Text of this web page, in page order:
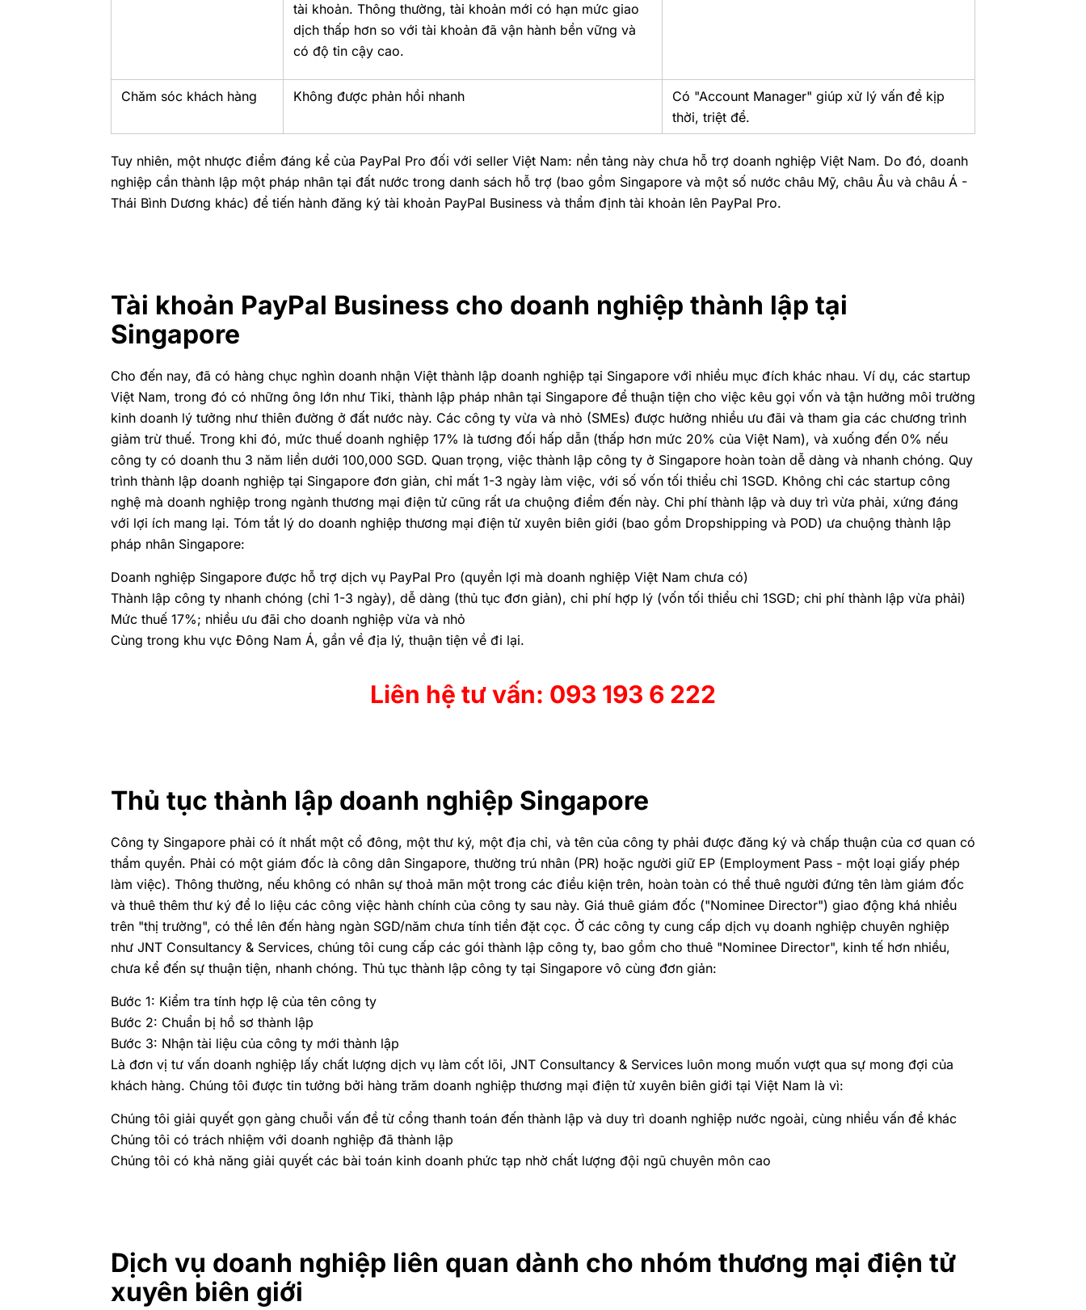
tài khoản. Thông thường, tài khoản mới có hạn mức giao
dịch thấp hơn so với tài khoản đã vận hành bền vững và
có độ tin cậy cao.
Chăm sóc khách hàng Không được phản hồi nhanh
Có "Account Manager" giúp xử lý vấn đề kịp
thời, triệt để.
Tuy nhiên, một nhược điểm đáng kể của PayPal Pro đối với seller Việt Nam: nền tảng này chưa hỗ trợ doanh nghiệp Việt Nam. Do đó, doanh
nghiệp cần thành lập một pháp nhân tại đất nước trong danh sách hỗ trợ (bao gồm Singapore và một số nước châu Mỹ, châu Âu và châu Á -
Thái Bình Dương khác) để tiến hành đăng ký tài khoản PayPal Business và thẩm định tài khoản lên PayPal Pro.
Tài khoản PayPal Business cho doanh nghiệp thành lập tại
Singapore
Cho đến nay, đã có hàng chục nghìn doanh nhận Việt thành lập doanh nghiệp tại Singapore với nhiều mục đích khác nhau. Ví dụ, các startup
Việt Nam, trong đó có những ông lớn như Tiki, thành lập pháp nhân tại Singapore để thuận tiện cho việc kêu gọi vốn và tận hưởng môi trường
kinh doanh lý tưởng như thiên đường ở đất nước này. Các công ty vừa và nhỏ (SMEs) được hưởng nhiều ưu đãi và tham gia các chương trình
giảm trừ thuế. Trong khi đó, mức thuế doanh nghiệp 17% là tương đối hấp dẫn (thấp hơn mức 20% của Việt Nam), và xuống đến 0% nếu
công ty có doanh thu 3 năm liền dưới 100,000 SGD. Quan trọng, việc thành lập công ty ở Singapore hoàn toàn dễ dàng và nhanh chóng. Quy
trình thành lập doanh nghiệp tại Singapore đơn giản, chỉ mất 1-3 ngày làm việc, với số vốn tối thiểu chỉ 1SGD. Không chỉ các startup công
nghệ mà doanh nghiệp trong ngành thương mại điện tử cũng rất ưa chuộng điểm đến này. Chi phí thành lập và duy trì vừa phải, xứng đáng
với lợi ích mang lại. Tóm tắt lý do doanh nghiệp thương mại điện tử xuyên biên giới (bao gồm Dropshipping và POD) ưa chuộng thành lập
pháp nhân Singapore:
Doanh nghiệp Singapore được hỗ trợ dịch vụ PayPal Pro (quyền lợi mà doanh nghiệp Việt Nam chưa có)
Thành lập công ty nhanh chóng (chỉ 1-3 ngày), dễ dàng (thủ tục đơn giản), chi phí hợp lý (vốn tối thiểu chỉ 1SGD; chi phí thành lập vừa phải)
Mức thuế 17%; nhiều ưu đãi cho doanh nghiệp vừa và nhỏ
Cùng trong khu vực Đông Nam Á, gần về địa lý, thuận tiện về đi lại.
Liên hệ tư vấn: 093 193 6 222
Thủ tục thành lập doanh nghiệp Singapore
Công ty Singapore phải có ít nhất một cổ đông, một thư ký, một địa chỉ, và tên của công ty phải được đăng ký và chấp thuận của cơ quan có
thẩm quyền. Phải có một giám đốc là công dân Singapore, thường trú nhân (PR) hoặc người giữ EP (Employment Pass - một loại giấy phép
làm việc). Thông thường, nếu không có nhân sự thoả mãn một trong các điều kiện trên, hoàn toàn có thể thuê người đứng tên làm giám đốc
và thuê thêm thư ký để lo liệu các công việc hành chính của công ty sau này. Giá thuê giám đốc ("Nominee Director") giao động khá nhiều
trên "thị trường", có thể lên đến hàng ngàn SGD/năm chưa tính tiền đặt cọc. Ở các công ty cung cấp dịch vụ doanh nghiệp chuyên nghiệp
như JNT Consultancy & Services, chúng tôi cung cấp các gói thành lập công ty, bao gồm cho thuê "Nominee Director", kinh tế hơn nhiều,
chưa kể đến sự thuận tiện, nhanh chóng. Thủ tục thành lập công ty tại Singapore vô cùng đơn giản:
Bước 1: Kiểm tra tính hợp lệ của tên công ty
Bước 2: Chuẩn bị hồ sơ thành lập
Bước 3: Nhận tài liệu của công ty mới thành lập
Là đơn vị tư vấn doanh nghiệp lấy chất lượng dịch vụ làm cốt lõi, JNT Consultancy & Services luôn mong muốn vượt qua sự mong đợi của
khách hàng. Chúng tôi được tin tưởng bởi hàng trăm doanh nghiệp thương mại điện tử xuyên biên giới tại Việt Nam là vì:
Chúng tôi giải quyết gọn gàng chuỗi vấn đề từ cổng thanh toán đến thành lập và duy trì doanh nghiệp nước ngoài, cùng nhiều vấn đề khác
Chúng tôi có trách nhiệm với doanh nghiệp đã thành lập
Chúng tôi có khả năng giải quyết các bài toán kinh doanh phức tạp nhờ chất lượng đội ngũ chuyên môn cao
Dịch vụ doanh nghiệp liên quan dành cho nhóm thương mại điện tử
xuyên biên giới